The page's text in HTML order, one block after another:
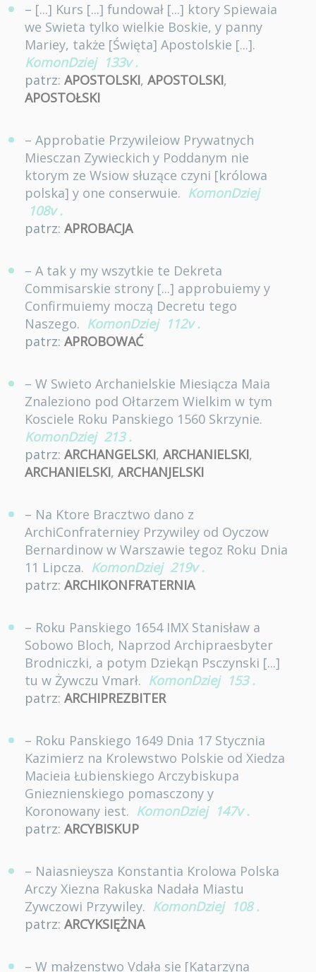
– [...] Kurs [...] fundował [...] ktory Spiewaia
we Swieta tylko wielkie Boskie, y panny
Mariey, także [Święta] Apostolskie [...].
KomonDziej 133v .
patrz: APOSTOLSKI, APOSTOLSKI,
APOSTOŁSKI
– Approbatie Przywileiow Prywatnych
Miesczan Zywieckich y Poddanym nie
ktorym ze Wsiow słuzące czyni [królowa
polska] y one conserwuie. KomonDziej
108v .
patrz: APROBACJA
– A tak y my wszytkie te Dekreta
Commisarskie strony [...] approbuiemy y
Confirmuiemy moczą Decretu tego
Naszego. KomonDziej 112v .
patrz: APROBOWAĆ
– W Swieto Archanielskie Miesiącza Maia
Znaleziono pod Ołtarzem Wielkim w tym
Kosciele Roku Panskiego 1560 Skrzynie.
KomonDziej 213 .
patrz: ARCHANGELSKI, ARCHANIELSKI,
ARCHANIELSKI, ARCHANJELSKI
– Na Ktore Bracztwo dano z
ArchiConfraterniey Przywiley od Oyczow
Bernardinow w Warszawie tegoz Roku Dnia
11 Lipcza. KomonDziej 219v .
patrz: ARCHIKONFRATERNIA
– Roku Panskiego 1654 IMX Stanisław a
Sobowo Bloch, Naprzod Archipraesbyter
Brodniczki, a potym Dziekąn Psczynski [...]
tu w Żywczu Vmarł. KomonDziej 153 .
patrz: ARCHIPREZBITER
– Roku Panskiego 1649 Dnia 17 Stycznia
Kazimierz na Krolewstwo Polskie od Xiedza
Macieia Łubienskiego Arczybiskupa
Gnieznienskiego pomasczony y
Koronowany iest. KomonDziej 147v .
patrz: ARCYBISKUP
– Naiasnieysza Konstantia Krolowa Polska
Arczy Xiezna Rakuska Nadała Miastu
Zywczowi Przywiley. KomonDziej 108 .
patrz: ARCYKSIĘŻNA
– W małzenstwo Vdała sie [Katarzyna